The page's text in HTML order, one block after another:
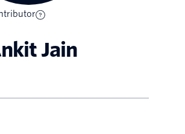
Jain